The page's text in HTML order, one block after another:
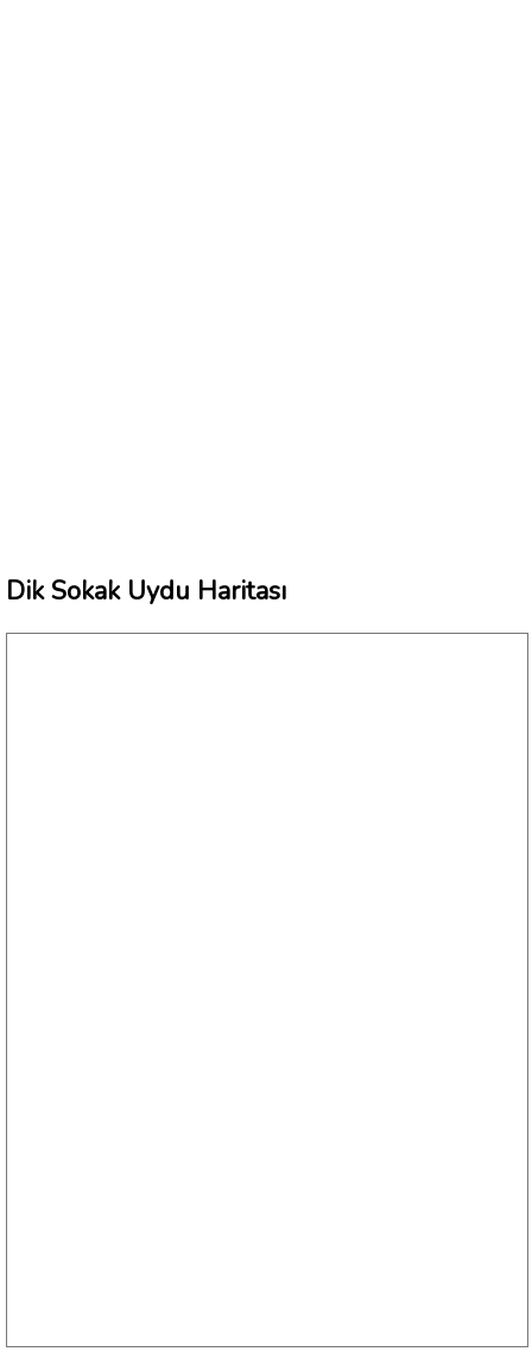
Dik Sokak Uydu Haritası